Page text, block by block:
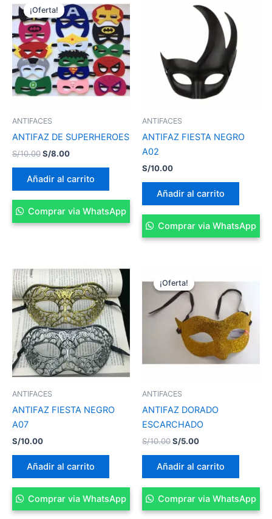
¡Oferta!
¡Oferta!
ANTIFACES
ANTIFAZ DE SUPERHEROES
S/10.00
precio
original
era:
S/10.00.
S/8.00
precio
actual
es:
S/8.00.
Añadir al carrito
Comprar via WhatsApp
ANTIFACES
ANTIFAZ FIESTA NEGRO
A02
S/10.00
Añadir al carrito
Comprar via WhatsApp
ANTIFACES
ANTIFAZ FIESTA NEGRO
A07
S/10.00
Añadir al carrito
Comprar via WhatsApp
¡Oferta!
¡Oferta!
ANTIFACES
ANTIFAZ DORADO
ESCARCHADO
S/10.00
precio
original
era:
S/10.00.
S/5.00
S/5.00.
Añadir al carrito
Comprar via WhatsApp